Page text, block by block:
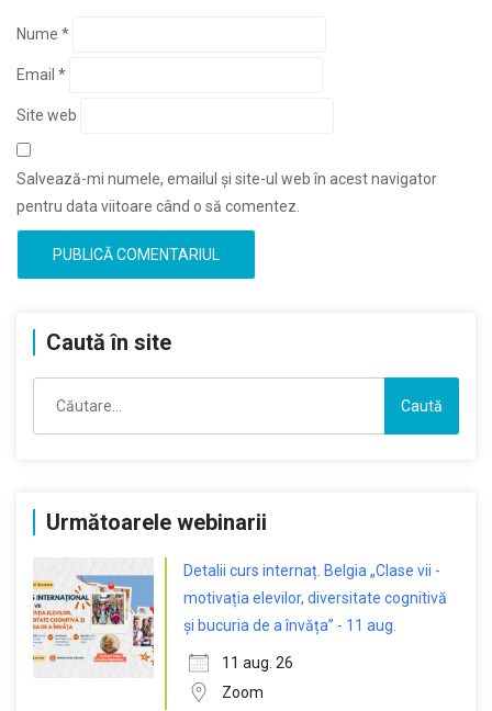
Nume *
Email *
Site web
Salvează-mi numele, emailul și site-ul web în acest navigator
pentru data viitoare când o să comentez.
Caută în site
după:
Următoarele webinarii
Detalii curs internaț. Belgia „Clase vii -
motivația elevilor, diversitate cognitivă
și bucuria de a învăța” - 11 aug.
11 aug. 26
Zoom